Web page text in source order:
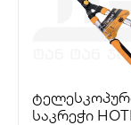
საკრეჭი